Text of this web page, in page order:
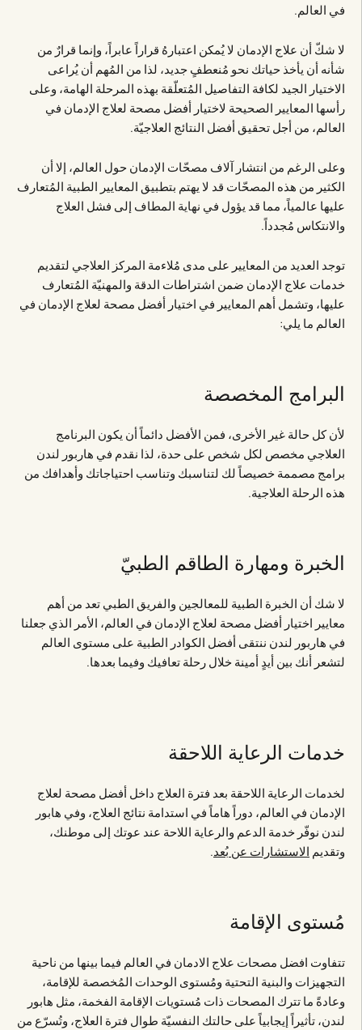
في العالم.
لا شكّ أن علاج الإدمان لا يُمكن اعتبارهُ قراراً عابراً، وإنما قرارٌ من
شأنه أن يأخذ حياتك نحو مُنعطفٍ جديد، لذا من المُهم أن يُراعى
الاختيار الجيد لكافة التفاصيل المُتعلّقة بهذه المرحلة الهامة، وعلى
رأسها المعايير الصحيحة لاختيار أفضل مصحة لعلاج الإدمان في
العالم، من أجل تحقيق أفضل النتائج العلاجيّة.
وعلى الرغم من انتشار آلاف مصحّات الإدمان حول العالم، إلا أن
الكثير من هذه المصحّات قد لا يهتم بتطبيق المعايير الطبية المُتعارف
عليها عالمياً، مما قد يؤول في نهاية المطاف إلى فشل العلاج
والانتكاس مُجدداً.
توجد العديد من المعايير على مدى مُلاءمة المركز العلاجي لتقديم
خدمات علاج الإدمان ضمن اشتراطات الدقة والمهنيّة المُتعارف
عليها، وتشمل أهم المعايير في اختيار أفضل مصحة لعلاج الإدمان في
العالم ما يلي:
البرامج المخصصة
لأن كل حالة غير الأخرى، فمن الأفضل دائماً أن يكون البرنامج
العلاجي مخصص لكل شخص على حدة، لذا نقدم في هاربور لندن
برامج مصممة خصيصاً لك لتناسبك وتناسب احتياجاتك وأهدافك من
هذه الرحلة العلاجية.
الخبرة ومهارة الطاقم الطبيّ
لا شك أن الخبرة الطبية للمعالجين والفريق الطبي تعد من أهم
معايير اختيار أفضل مصحة لعلاج الإدمان في العالم، الأمر الذي جعلنا
في هاربور لندن ننتقى أفضل الكوادر الطبية على مستوى العالم
لتشعر أنك بين أيدٍ أمينة خلال رحلة تعافيك وفيما بعدها.
خدمات الرعاية اللاحقة
لخدمات الرعاية اللاحقة بعد فترة العلاج داخل أفضل مصحة لعلاج
الإدمان في العالم، دوراً هاماً في استدامة نتائج العلاج، وفي هابور
لندن نوفّر خدمة الدعم والرعاية اللاحة عند عوتك إلى موطنك،
وتقديم الاستشارات عن بُعد.
مُستوى الإقامة
تتفاوت افضل مصحات علاج الادمان في العالم فيما بينها من ناحية
التجهيزات والبنية التحتية ومُستوى الوحدات المُخصصة للإقامة،
وعادةً ما تترك المصحات ذات مُستويات الإقامة الفخمة، مثل هابور
لندن، تأثيراً إيجابياً على حالتك النفسيّة طوال فترة العلاج، وتُسرّع من